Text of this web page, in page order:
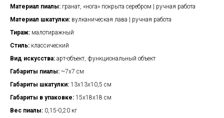
Материал пиалы: гранат, «нога» покрыта серебром | ручная работа
Материал шкатулки: вулканическая лава | ручная работа
Тираж: малотиражный
Стиль: классический
Вид искусства: арт-объект, функциональный объект
Габариты пиалы: ~7х7 см
Габариты шкатулки: 13х13х10,5 см
Габариты в упаковке: 15х18х18 см
Вес пиалы: 0,15-0,20 кг